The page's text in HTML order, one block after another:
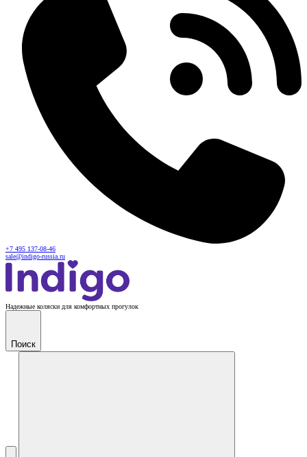
+7 495 137-08-46
sale@indigo-russia.ru
Надежные коляски для комфортных прогулок
Поиск